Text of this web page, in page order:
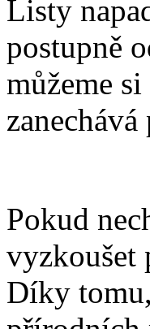
Listy
postupně
můžeme
Pokud
vyzkoušet
Díky